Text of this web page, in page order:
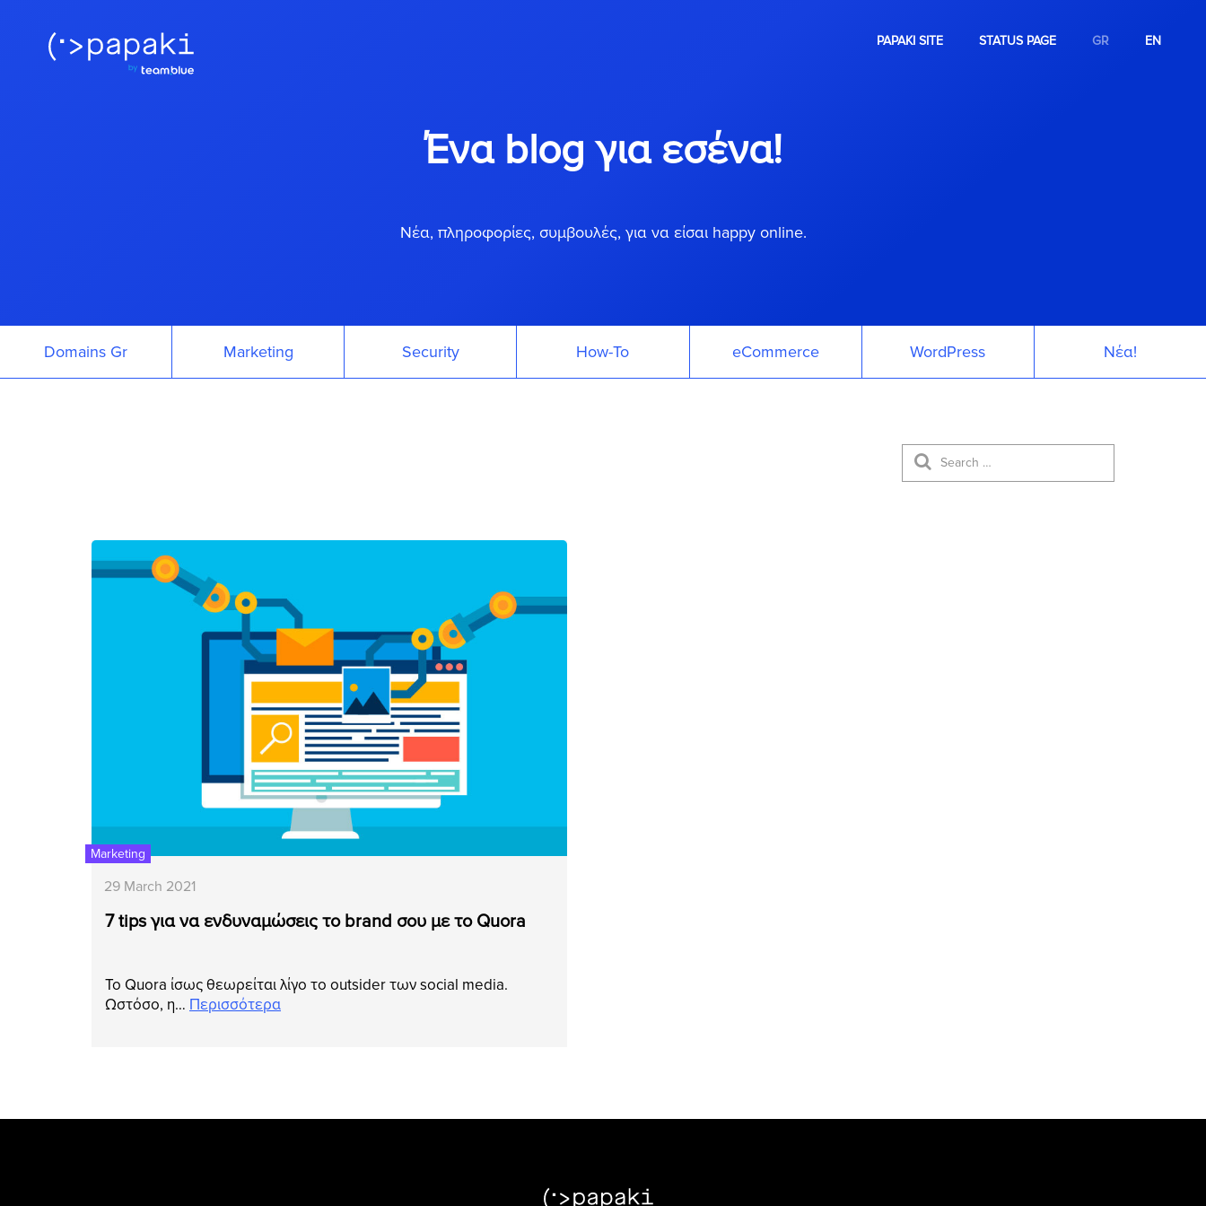
PAPAKI SITE STATUS PAGE GR EN
Ένα blog για εσένα!
Νέα, πληροφορίες, συμβουλές, για να είσαι happy online.
Domains Gr Marketing Security How-To eCommerce WordPress Νέα!
Marketing
29 March 2021
7 tips για να ενδυναμώσεις το brand σου με το Quora
Το Quora ίσως θεωρείται λίγο το outsider των social media.
Ωστόσο, η… Περισσότερα